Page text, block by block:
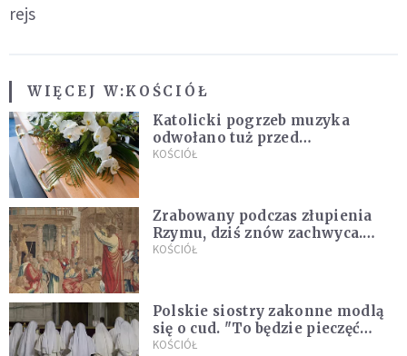
rejs
WIĘCEJ W:KOŚCIÓŁ
Katolicki pogrzeb muzyka
odwołano tuż przed
uroczystością. Powodem była
KOŚCIÓŁ
Zrabowany podczas złupienia
Rzymu, dziś znów zachwyca.
Wyjątkowy arras w Castel
KOŚCIÓŁ
Polskie siostry zakonne modlą
się o cud. "To będzie pieczęć
Pana Boga dla naszej wiary"
KOŚCIÓŁ